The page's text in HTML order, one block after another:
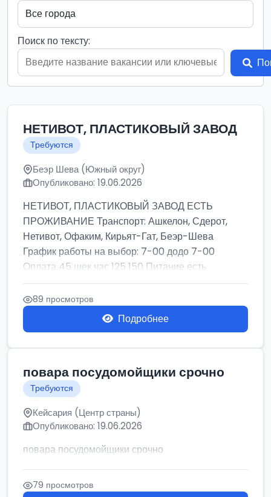
Поиск по тексту:
НЕТИВОТ, ПЛАСТИКОВЫЙ ЗАВОД
Требуются
Беэр Шева (Южный округ)
Опубликовано: 19.06.2026
НЕТИВОТ, ПЛАСТИКОВЫЙ ЗАВОД ЕСТЬ
ПРОЖИВАНИЕ Транспорт: Ашкелон, Сдерот,
Нетивот, Офаким, Кирьят-Гат, Беэр-Шева
График работы на выбор: 7-00 додо 7-00
Оплата 45 шек час 125 150 Питание есть
ОФИЦИАЛЬНОЕ ...
89 просмотров
Подробнее
повара посудомойщики срочно
Требуются
Кейсария (Центр страны)
Опубликовано: 19.06.2026
повара посудомойщики срочно
79 просмотров